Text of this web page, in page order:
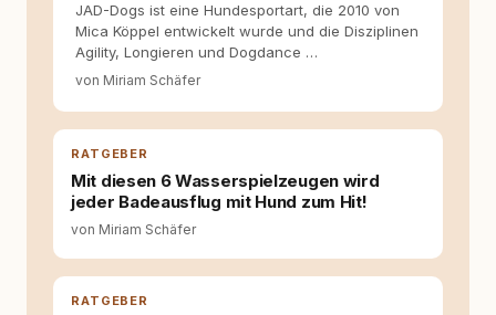
und der Schweiz. Meine Überzeugung:
Tierschutz beginnt mit Wissen. Wer seinen
Hund versteht, trifft bessere Entscheidungen –
für ein Zusammenleben, das beiden guttut.
JAD-Dogs ist eine Hundesportart, die 2010 von
Mica Köppel entwickelt wurde und die Disziplinen
Agility, Longieren und Dogdance …
von Miriam Schäfer
RATGEBER
Mit diesen 6 Wasserspielzeugen wird
jeder Badeausflug mit Hund zum Hit!
von Miriam Schäfer
RATGEBER